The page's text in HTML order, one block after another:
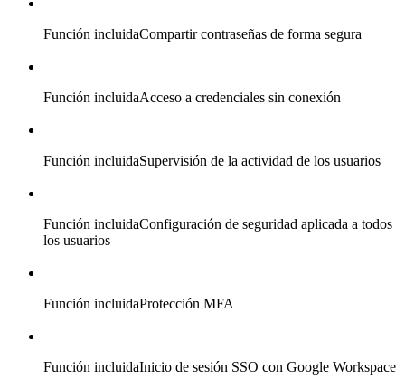
Función incluidaCompartir contraseñas de forma segura
Función incluidaAcceso a credenciales sin conexión
Función incluidaSupervisión de la actividad de los usuarios
Función incluidaConfiguración de seguridad aplicada a todos
los usuarios
Función incluidaProtección MFA
Función incluidaInicio de sesión SSO con Google Workspace